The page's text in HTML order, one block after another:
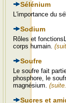
Sélénium
L'importance du
Sodium
Rôles et
corps humain.
Soufre
Le soufre fait
phosphore, le
magnésium.
Sucres et